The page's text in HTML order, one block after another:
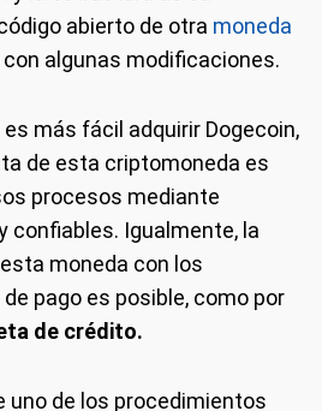
abierto de otra moneda
algunas modificaciones.
más fácil adquirir Dogecoin,
de esta criptomoneda es
procesos mediante
confiables. Igualmente, la
moneda con los
pago es posible, como por
de crédito.
uno de los procedimientos